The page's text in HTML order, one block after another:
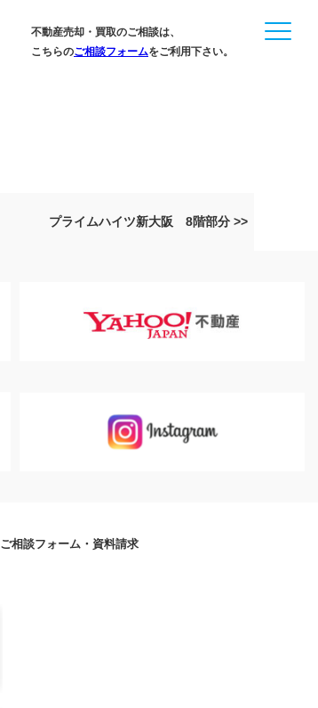
不動産売却・買取のご相談は、
こちらのご相談フォームをご利用下さい。
プライムハイツ新大阪 8階部分 >>
ご相談フォーム・資料請求